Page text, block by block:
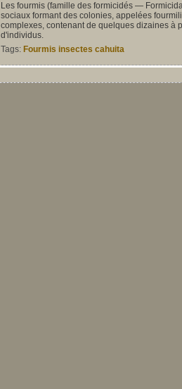
Les fourmis (famille des formicidés —
sociaux formant des colonies, appelées
complexes, contenant de quelques dizaines à
d'individus.
Tags: Fourmis insectes cahuita